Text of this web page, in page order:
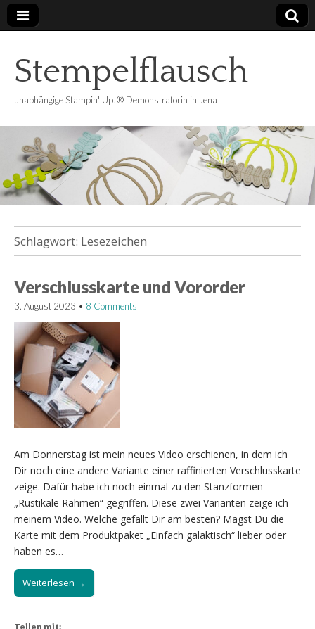
Stempelflausch
unabhängige Stampin' Up!® Demonstratorin in Jena
Schlagwort: Lesezeichen
Verschlusskarte und Vororder
3. August 2023 • 8 Comments
Am Donnerstag ist mein neues Video erschienen, in dem ich
Dir noch eine andere Variante einer raffinierten Verschlusskarte
zeige. Dafür habe ich noch einmal zu den Stanzformen
„Rustikale Rahmen“ gegriffen. Diese zwei Varianten zeige ich
meinem Video. Welche gefällt Dir am besten? Magst Du die
Karte mit dem Produktpaket „Einfach galaktisch“ lieber oder
haben es…
Weiterlesen →
Teilen mit: